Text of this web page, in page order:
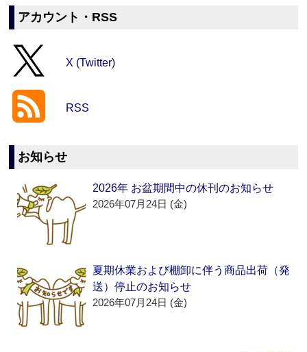
アカウント・RSS
X (Twitter)
RSS
お知らせ
2026年 お盆期間中の休刊のお知らせ
2026年07月24日 (金)
夏期休業および棚卸に伴う商品出荷（発
送）停止のお知らせ
2026年07月24日 (金)